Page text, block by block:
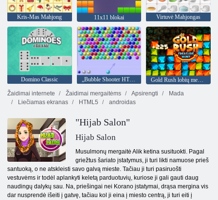
Kris-Mas Mahjong 11x11 blokai Virtuvė Mahjongas
Domino Classic „Bubble Shooter HTML5“
Gold Rush lobių medžioklė
Žaidimai internete
Žaidimai mergaitėms Apsirengti
Mada
Liečiamas ekranas
HTML5 androidas
"Hijab Salon"
Hijab Salon
Musulmonų mergaitė Alik ketina susituokti. Pagal
griežtus šariato įstatymus, ji turi likti namuose prieš
santuoką, o ne atskleisti savo galvą mieste. Tačiau ji turi pasiruošti
vestuvėms ir todėl aplankyti keletą parduotuvių, kuriose ji gali gauti daug
naudingų dalykų sau. Na, priešingai nei Korano įstatymai, drąsa mergina vis
dar nusprendė išeiti į gatvę, tačiau kol ji eina į miesto centrą, ji turi eiti į